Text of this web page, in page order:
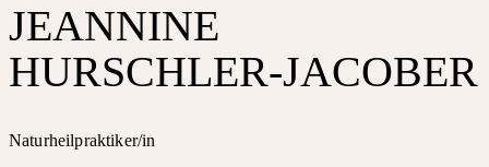
JEANNINE
HURSCHLER-JACOBER
Naturheilpraktiker/in